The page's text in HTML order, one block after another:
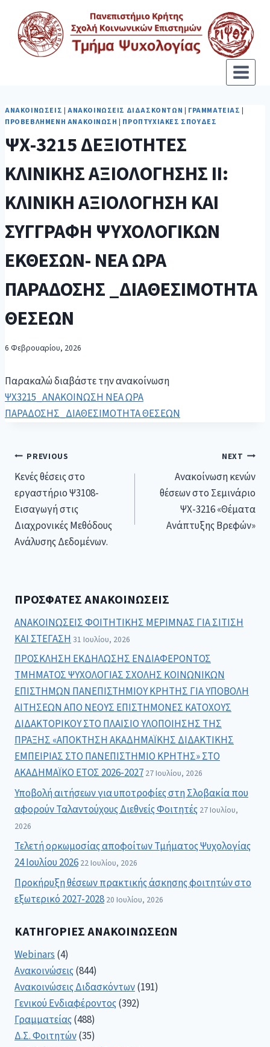
ΑΝΑΚΟΙΝΏΣΕΙΣ | ΑΝΑΚΟΙΝΏΣΕΙΣ ΔΙΔΑΣΚΌΝΤΩΝ | ΓΡΑΜΜΑΤΕΊΑΣ |
ΠΡΟΒΕΒΛΗΜΈΝΗ ΑΝΑΚΟΊΝΩΣΗ | ΠΡΟΠΤΥΧΙΑΚΈΣ ΣΠΟΥΔΈΣ
ΨΧ-3215 ΔΕΞΙΟΤΗΤΕΣ
ΚΛΙΝΙΚΗΣ ΑΞΙΟΛΟΓΗΣΗΣ ΙΙ:
ΚΛΙΝΙΚΗ ΑΞΙΟΛΟΓΗΣΗ ΚΑΙ
ΣΥΓΓΡΑΦΗ ΨΥΧΟΛΟΓΙΚΩΝ
ΕΚΘΕΣΩΝ- ΝΕΑ ΩΡΑ
ΠΑΡΑΔΟΣΗΣ _ΔΙΑΘΕΣΙΜΟΤΗΤΑ
ΘΕΣΕΩΝ
6 Φεβρουαρίου, 2026
Παρακαλώ διαβάστε την ανακοίνωση
ΨΧ3215_ΑΝΑΚΟΙΝΩΣΗ ΝΕΑ ΩΡΑ
ΠΑΡΑΔΟΣΗΣ_ΔΙΑΘΕΣΙΜΟΤΗΤΑ ΘΕΣΕΩΝ
PREVIOUS
Κενές θέσεις στο
εργαστήριο Ψ3108-
Εισαγωγή στις
Διαχρονικές Μεθόδους
Ανάλυσης Δεδομένων.
NEXT
Ανακοίνωση κενών
θέσεων στο Σεμινάριο
ΨΧ-3216 «Θέματα
Ανάπτυξης Βρεφών»
ΠΡΌΣΦΑΤΕΣ ΑΝΑΚΟΙΝΏΣΕΙΣ
ΑΝΑΚΟΙΝΩΣΕΙΣ ΦΟΙΤΗΤΙΚΗΣ ΜΕΡΙΜΝΑΣ ΓΙΑ ΣΙΤΙΣΗ
ΚΑΙ ΣΤΕΓΑΣΗ 31 Ιουλίου, 2026
ΠΡΟΣΚΛΗΣΗ ΕΚΔΗΛΩΣΗΣ ΕΝΔΙΑΦΕΡΟΝΤΟΣ
ΤΜΗΜΑΤΟΣ ΨΥΧΟΛΟΓΙΑΣ ΣΧΟΛΗΣ ΚΟΙΝΩΝΙΚΩΝ
ΕΠΙΣΤΗΜΩΝ ΠΑΝΕΠΙΣΤΗΜΙΟΥ ΚΡΗΤΗΣ ΓΙΑ ΥΠΟΒΟΛΗ
ΑΙΤΗΣΕΩΝ ΑΠΟ ΝΕΟΥΣ ΕΠΙΣΤΗΜΟΝΕΣ ΚΑΤΟΧΟΥΣ
ΔΙΔΑΚΤΟΡΙΚΟΥ ΣΤΟ ΠΛΑΙΣΙΟ ΥΛΟΠΟΙΗΣΗΣ ΤΗΣ
ΠΡΑΞΗΣ «ΑΠΟΚΤΗΣΗ ΑΚΑΔΗΜΑΪΚΗΣ ΔΙΔΑΚΤΙΚΗΣ
ΕΜΠΕΙΡΙΑΣ ΣΤΟ ΠΑΝΕΠΙΣΤΗΜΙΟ ΚΡΗΤΗΣ» ΣΤΟ
ΑΚΑΔΗΜΑΪΚΟ ΕΤΟΣ 2026-2027 27 Ιουλίου, 2026
Υποβολή αιτήσεων για υποτροφίες στη Σλοβακία που
αφορούν Ταλαντούχους Διεθνείς Φοιτητές 27 Ιουλίου,
2026
Τελετή ορκωμοσίας αποφοίτων Τμήματος Ψυχολογίας
24 Ιουλίου 2026 22 Ιουλίου, 2026
Προκήρυξη θέσεων πρακτικής άσκησης φοιτητών στο
εξωτερικό 2027-2028 20 Ιουλίου, 2026
ΚΑΤΗΓΟΡΊΕΣ ΑΝΑΚΟΙΝΏΣΕΩΝ
Webinars(4)
Ανακοινώσεις(844)
Ανακοινώσεις Διδασκόντων(191)
Γενικού Ενδιαφέροντος(392)
Γραμματείας(488)
Δ.Σ. Φοιτητών(35)